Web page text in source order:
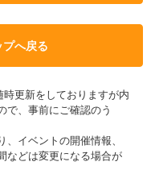
へ戻る
更新をしておりますが内
で、事前にご確認のう
イベントの開催情報、
などは変更になる場合が